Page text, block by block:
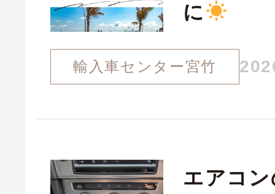
に
輸入車センター宮竹
エアコ